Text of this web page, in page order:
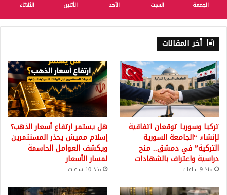
الجمعة السبت الأحد الأثنين الثلاثاء
أخر المقالات
تركيا وسوريا توقعان اتفاقية
لإنشاء “الجامعة السورية
التركية” في دمشق.. منح
دراسية واعتراف بالشهادات
منذ 9 ساعات
هل يستمر ارتفاع أسعار الذهب؟
إسلام مميش يحذر المستثمرين
ويكشف العوامل الحاسمة
لمسار الأسعار
منذ 10 ساعات